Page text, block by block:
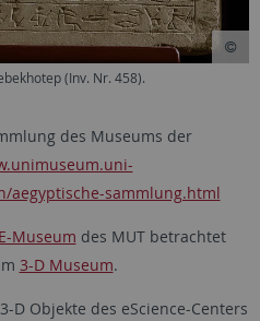
(Inv. Nr. 458).
des Museums der
aegyptische-sammlung.html
E-Museum des MUT betrachtet
3-D Museum.
D Objekte des eScience-Centers